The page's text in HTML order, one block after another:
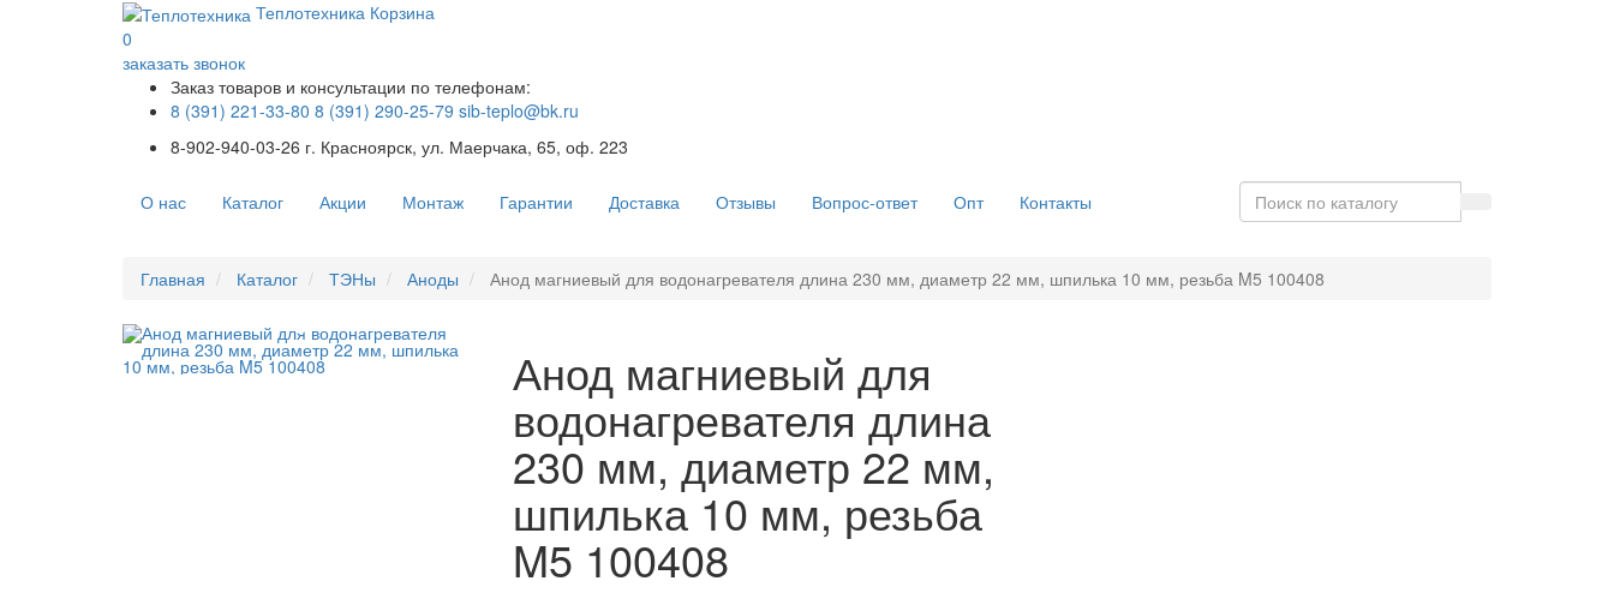
Теплотехника Корзина
0
заказать звонок
Заказ товаров и консультации по телефонам:
8 (391) 221-33-80 8 (391) 290-25-79 sib-teplo@bk.ru
8-902-940-03-26 г. Красноярск, ул. Маерчака, 65, оф. 223
О нас Каталог Акции Монтаж Гарантии Доставка Отзывы Вопрос-ответ Опт Контакты
Главная Каталог ТЭНы Аноды Анод магниевый для водонагревателя длина 230 мм, диаметр 22 мм, шпилька 10 мм, резьба M5 100408
Анод магниевый для
водонагревателя длина
230 мм, диаметр 22 мм,
шпилька 10 мм, резьба
M5 100408